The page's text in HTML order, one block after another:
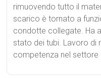
rimuovendo tutto il
scarico è tornato a
condotte collegate. Ha
stato dei tubi. Lavoro di
competenza nel settore